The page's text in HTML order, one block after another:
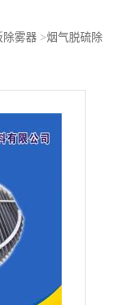
除雾器>烟气脱硫除